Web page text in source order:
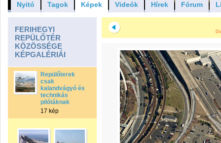
Nyitó Tagok Képek Videók Hírek Fórum
FERIHEGYI
REPÜLŐTÉR
KÖZÖSSÉGE
KÉPGALÉRIÁI
Repülőterek
csak
kalandvágyó és
technikás
pilótáknak
17 kép